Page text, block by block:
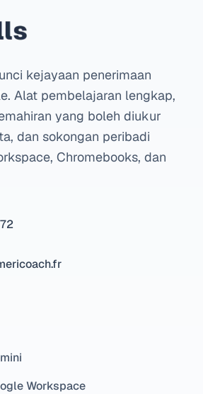
kejayaan penerimaan
Alat pembelajaran lengkap,
yang boleh diukur
dan sokongan peribadi
Chromebooks, dan
Workspace